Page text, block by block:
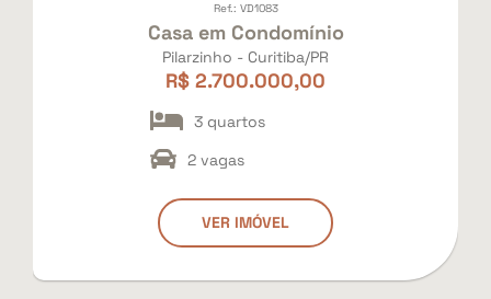
Ref.: VD1083
Casa em Condomínio
Pilarzinho - Curitiba/PR
R$ 2.700.000,00
3 quartos
2 vagas
VER IMÓVEL